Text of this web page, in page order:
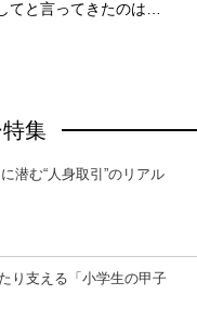
てと言ってきたのは…
集
潜む“人身取引”のリアル
り支える「小学生の甲子